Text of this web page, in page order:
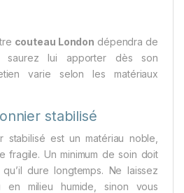
couteau London dépendra de
saurez lui apporter dès son
varie selon les matériaux
stabilisé
stabilisé est un matériau noble,
fragile. Un minimum de soin doit
dure longtemps. Ne laissez
en milieu humide, sinon vous